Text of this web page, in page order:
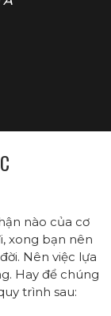
nào của cơ
xong bạn nên
Nên việc lựa
Hay để chúng
trình sau: